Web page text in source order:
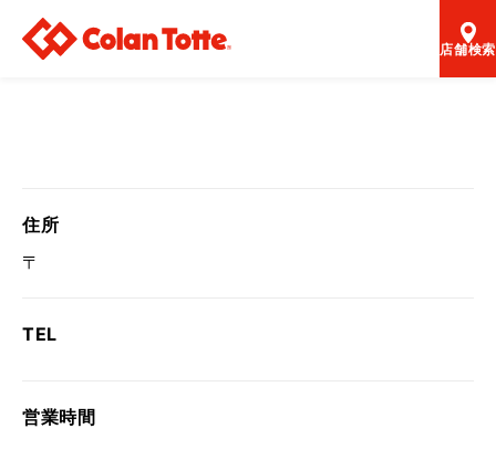
店舗検索
住所
〒
TEL
営業時間